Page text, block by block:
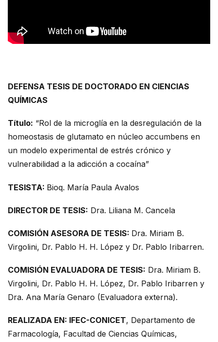
DEFENSA TESIS DE DOCTORADO EN CIENCIAS
QUÍMICAS
Título: “Rol de la microglía en la desregulación de la
homeostasis de glutamato en núcleo accumbens en
un modelo experimental de estrés crónico y
vulnerabilidad a la adicción a cocaína”
TESISTA: Bioq. María Paula Avalos
DIRECTOR DE TESIS: Dra. Liliana M. Cancela
COMISIÓN ASESORA DE TESIS: Dra. Miriam B.
Virgolini, Dr. Pablo H. H. López y Dr. Pablo Iribarren.
COMISIÓN EVALUADORA DE TESIS: Dra. Miriam B.
Virgolini, Dr. Pablo H. H. López, Dr. Pablo Iribarren y
Dra. Ana María Genaro (Evaluadora externa).
REALIZADA EN: IFEC-CONICET, Departamento de
Farmacología, Facultad de Ciencias Químicas,